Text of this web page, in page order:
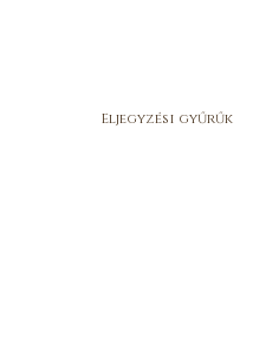
Eljegyzési gyűrűk